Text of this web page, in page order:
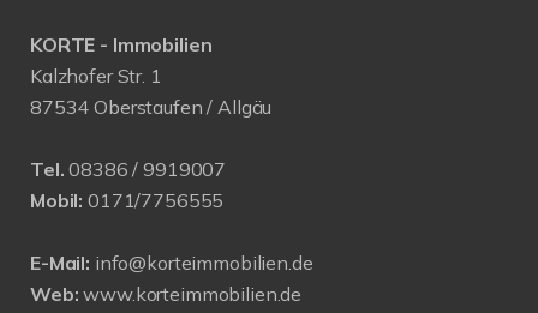
KORTE - Immobilien
Kalzhofer Str. 1
87534 Oberstaufen / Allgäu
Tel. 08386 / 9919007
Mobil: 0171/7756555
E-Mail: info@korteimmobilien.de
Web: www.korteimmobilien.de